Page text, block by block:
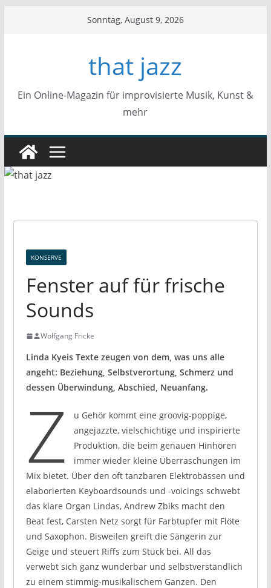
Sonntag, August 9, 2026
that jazz
Ein Online-Magazin für improvisierte Musik, Kunst &
mehr
KONSERVE
Fenster auf für frische
Sounds
Wolfgang Fricke
Linda Kyeis Texte zeugen von dem, was uns alle
angeht: Beziehung, Selbstverortung, Schmerz und
dessen Überwindung, Abschied, Neuanfang.
Z
u Gehör kommt eine groovig-poppige,
angejazzte, vielschichtige und inspirierte
Produktion, die beim genauen Hinhören
immer wieder kleine Überraschungen im
Mix bietet. Über den oft tanzbaren Elektrobässen und
elaborierten Keyboardsounds und -voicings schwebt
das klare Organ Lindas, Andrew Zbiks macht den
Beat fest, Carsten Netz sorgt für Farbtupfer mit Flöte
und Saxophon. Bisweilen greift die Sängerin zur
Geige und steuert Riffs zum Stück bei. All das
verwebt sich ganz wunderbar und selbstverständlich
zu einem stimmig-musikalischem Ganzen. Den